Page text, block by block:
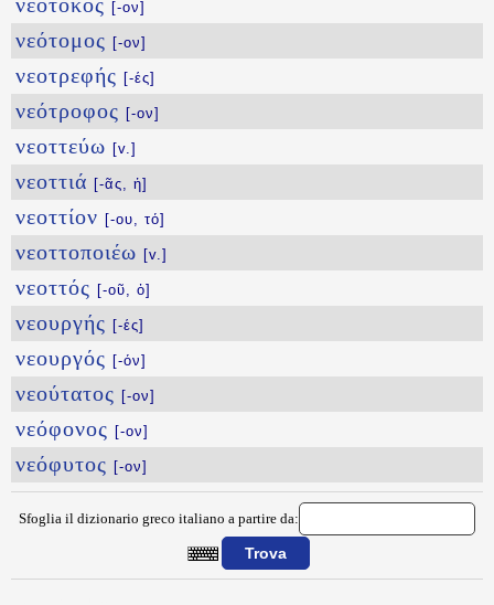
[-ον]
νεότομος [-ον]
νεοτρεφής [-ές]
νεότροφος [-ον]
νεοττεύω [v.]
νεοττιά [-ᾶς, ἡ]
νεοττίον [-ου, τό]
νεοττοποιέω [v.]
νεοττός [-οῦ, ὁ]
νεουργής [-ές]
νεουργός [-όν]
νεούτατος [-ον]
νεόφονος [-ον]
νεόφυτος [-ον]
Sfoglia il dizionario greco italiano a partire da: